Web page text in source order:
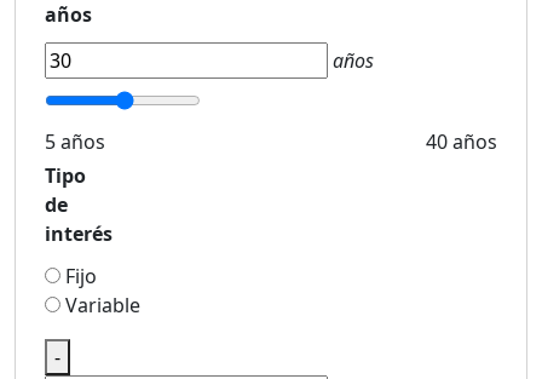
años
años
5 años
40 años
Tipo
de
interés
Fijo
Variable
-